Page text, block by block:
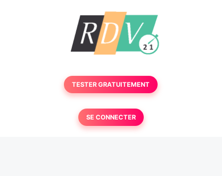
TESTER GRATUITEMENT
SE CONNECTER